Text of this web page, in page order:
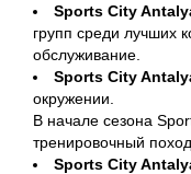
Sports City
групп среди лучших
обслуживание.
Sports City
окружении.
В начале сезона
тренировочный
Sports City